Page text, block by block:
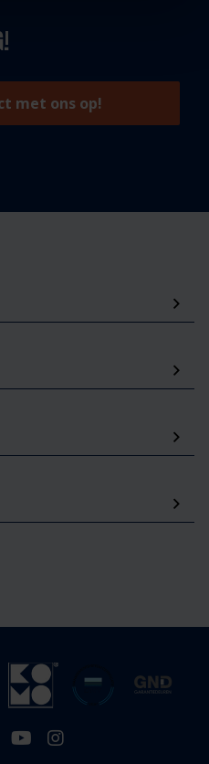
met ons op!